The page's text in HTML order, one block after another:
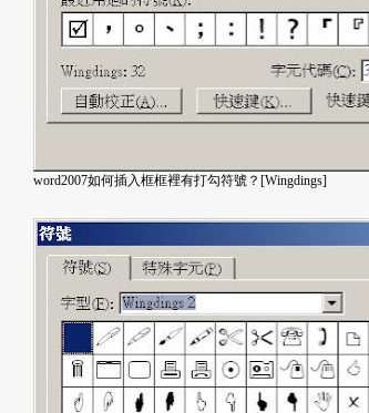
word2007如何插入框框裡有打勾符號？[Wingdings]